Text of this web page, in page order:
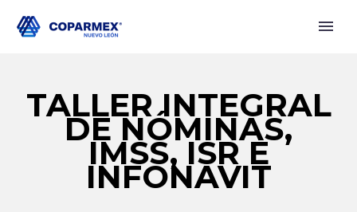
TALLER INTEGRAL
DE NÓMINAS,
IMSS, ISR E
INFONAVIT